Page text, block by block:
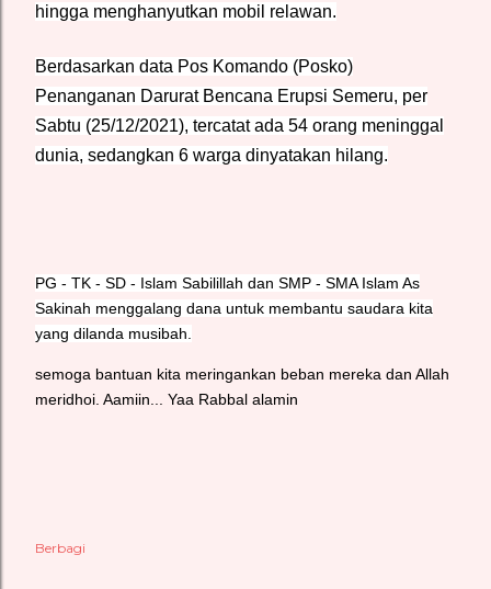
hingga menghanyutkan mobil relawan.
Berdasarkan data Pos Komando (Posko)
Penanganan Darurat Bencana Erupsi Semeru, per
Sabtu (25/12/2021), tercatat ada 54 orang meninggal
dunia, sedangkan 6 warga dinyatakan hilang.
PG - TK - SD - Islam Sabilillah dan SMP - SMA Islam As
Sakinah menggalang dana untuk membantu saudara kita
yang dilanda musibah.
semoga bantuan kita meringankan beban mereka dan Allah
meridhoi. Aamiin... Yaa Rabbal alamin
Berbagi